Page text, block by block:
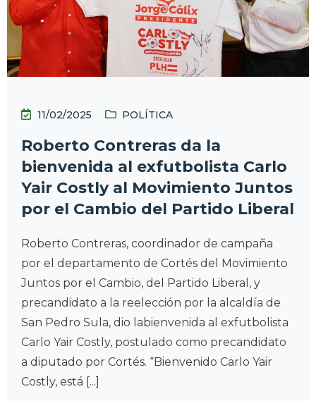
11/02/2025 POLÍTICA
Roberto Contreras da la
bienvenida al exfutbolista Carlo
Yair Costly al Movimiento Juntos
por el Cambio del Partido Liberal
Roberto Contreras, coordinador de campaña
por el departamento de Cortés del Movimiento
Juntos por el Cambio, del Partido Liberal, y
precandidato a la reelección por la alcaldía de
San Pedro Sula, dio labienvenida al exfutbolista
Carlo Yair Costly, postulado como precandidato
a diputado por Cortés. “Bienvenido Carlo Yair
Costly, está [...]